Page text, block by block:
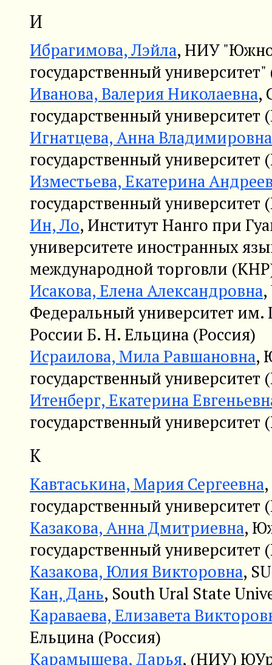
И
Ибрагимова, Лэйла, НИУ
государственный университет"
Иванова, Валерия Николаевна,
государственный университет
Игнатцева, Анна Владимировна
государственный университет
Изместьева, Екатерина
государственный университет
Ин, Ло, Институт Нанго при
университете иностранных
международной торговли
Исакова, Елена Александровна
Федеральный университет им.
России Б. Н. Ельцина (Россия)
Исраилова, Мила Равшановна,
государственный университет
Итенберг, Екатерина
государственный университет
К
Кавтаськина, Мария Сергеевна
государственный университет
Казакова, Анна Дмитриевна,
государственный университет
Казакова, Юлия Викторовна,
Кан, Дань, South Ural State
Караваева, Елизавета
Ельцина (Россия)
Карамышева, Дарья, (НИУ)